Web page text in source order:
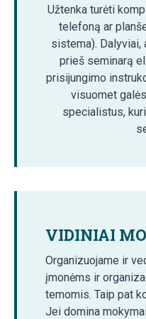
Užtenka turėti
telefoną ar
sistema). Dalyviai,
prieš seminarą
prisijungimo
visuomet
specialistus,
VIDINIAI
Organizuojame ir
įmonėms ir
temomis. Taip pat
Jei domina